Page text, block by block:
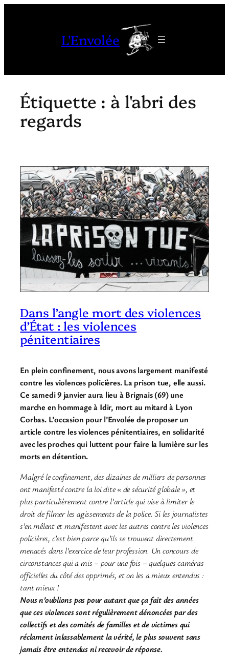
L'Envolée
Étiquette : à l'abri des
regards
Dans l’angle mort des violences
d’État : les violences
pénitentiaires
En plein confinement, nous avons largement manifesté
contre les violences policières. La prison tue, elle aussi.
Ce samedi 9 janvier aura lieu à Brignais (69) une
marche en hommage à Idir, mort au mitard à Lyon
Corbas. L’occasion pour l’Envolée de proposer un
article contre les violences pénitentiaires, en solidarité
avec les proches qui luttent pour faire la lumière sur les
morts en détention.
Malgré le confinement, des dizaines de milliers de personnes
ont manifesté contre la loi dite « de sécurité globale », et
plus particulièrement contre l’article qui vise à limiter le
droit de filmer les agissements de la police. Si les journalistes
s’en mêlent et manifestent avec les autres contre les violences
policières, c’est bien parce qu’ils se trouvent directement
menacés dans l’exercice de leur profession. Un concours de
circonstances qui a mis – pour une fois – quelques caméras
officielles du côté des opprimés, et on les a mieux entendus :
tant mieux !
Nous n’oublions pas pour autant que ça fait des années
que ces violences sont régulièrement dénoncées par des
collectifs et des comités de familles et de victimes qui
réclament inlassablement la vérité, le plus souvent sans
jamais être entendus ni recevoir de réponse.